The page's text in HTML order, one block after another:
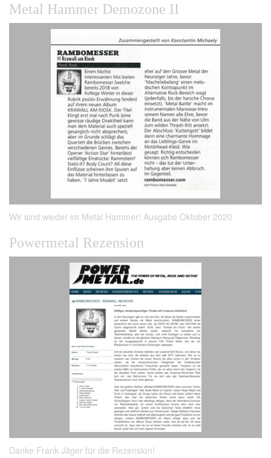
Metal Hammer Demozone II
Wir sind wieder im Metal Hammer! Ausgabe Oktober 2020
Powermetal Rezension
Danke Frank Jäger für die Rezension!